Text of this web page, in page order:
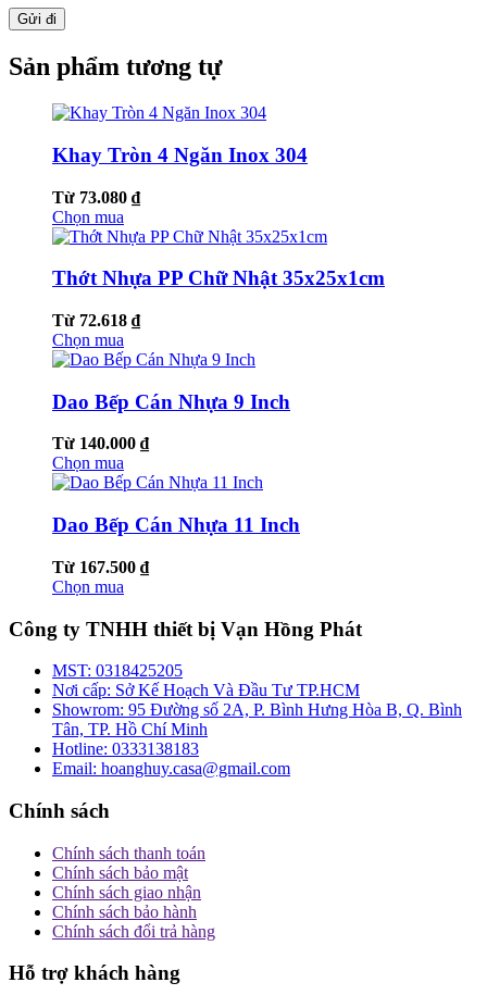
Sản phẩm tương tự
Khay Tròn 4 Ngăn Inox 304
Từ 73.080 ₫
Chọn mua
Thớt Nhựa PP Chữ Nhật 35x25x1cm
Từ 72.618 ₫
Chọn mua
Dao Bếp Cán Nhựa 9 Inch
Từ 140.000 ₫
Chọn mua
Dao Bếp Cán Nhựa 11 Inch
Từ 167.500 ₫
Chọn mua
Công ty TNHH thiết bị Vạn Hồng Phát
MST: 0318425205
Nơi cấp: Sở Kế Hoạch Và Đầu Tư TP.HCM
Showrom: 95 Đường số 2A, P. Bình Hưng Hòa B, Q. Bình
Tân, TP. Hồ Chí Minh
Hotline: 0333138183
Email: hoanghuy.casa@gmail.com
Chính sách
Chính sách thanh toán
Chính sách bảo mật
Chính sách giao nhận
Chính sách bảo hành
Chính sách đổi trả hàng
Hỗ trợ khách hàng